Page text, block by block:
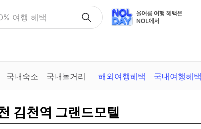
여행 혜택
국내숙소 국내놀거리 해외여행혜택 국내여행혜택
김천역 그랜드모텔